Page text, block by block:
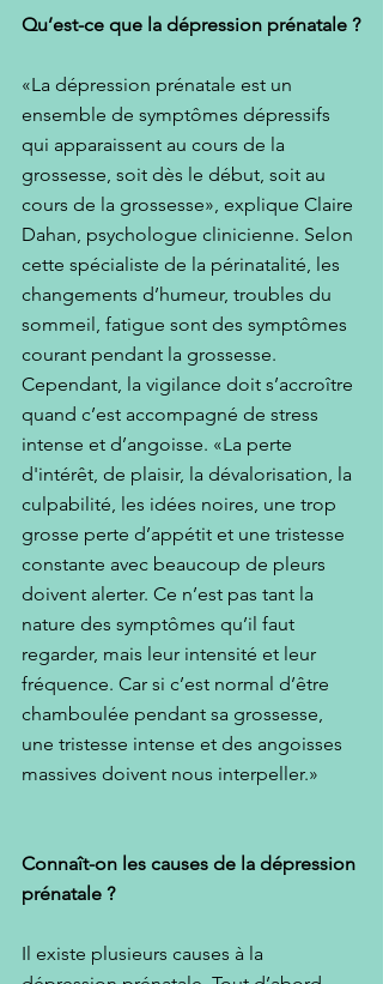
Qu’est-ce que la dépression prénatale ?
«La dépression prénatale est un
ensemble de symptômes dépressifs
qui apparaissent au cours de la
grossesse, soit dès le début, soit au
cours de la grossesse», explique Claire
Dahan, psychologue clinicienne. Selon
cette spécialiste de la périnatalité, les
changements d’humeur, troubles du
sommeil, fatigue sont des symptômes
courant pendant la grossesse.
Cependant, la vigilance doit s’accroître
quand c’est accompagné de stress
intense et d’angoisse. «La perte
d'intérêt, de plaisir, la dévalorisation, la
culpabilité, les idées noires, une trop
grosse perte d’appétit et une tristesse
constante avec beaucoup de pleurs
doivent alerter. Ce n’est pas tant la
nature des symptômes qu’il faut
regarder, mais leur intensité et leur
fréquence. Car si c’est normal d’être
chamboulée pendant sa grossesse,
une tristesse intense et des angoisses
massives doivent nous interpeller.»
Connaît-on les causes de la dépression
prénatale ?
Il existe plusieurs causes à la